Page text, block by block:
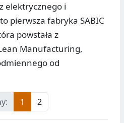
elektrycznego i
pierwsza fabryka SABIC
powstała z
Manufacturing,
od
1 2